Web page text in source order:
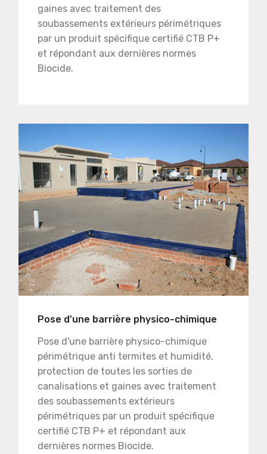
gaines avec traitement des
soubassements extérieurs périmétriques
par un produit spécifique certifié CTB P+
et répondant aux dernières normes
Biocide.
Pose d'une barrière physico-chimique
Pose d'une barrière physico-chimique
périmétrique anti termites et humidité,
protection de toutes les sorties de
canalisations et gaines avec traitement
des soubassements extérieurs
périmétriques par un produit spécifique
certifié CTB P+ et répondant aux
dernières normes Biocide.